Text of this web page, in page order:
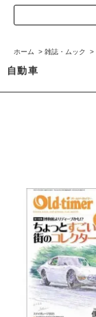
ホーム > 雑誌・ムック >
自動車